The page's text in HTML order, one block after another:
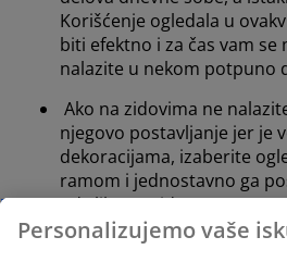
Korišćenje ogledala u
biti efektno i za čas vam se
nalazite u nekom potpuno
Ako na zidovima ne
njegovo postavljanje jer je
dekoracijama, izaberite
ramom i jednostavno ga
od slika na zidu
Nezavisno o toga da li vašoj
Personalizujemo vaše